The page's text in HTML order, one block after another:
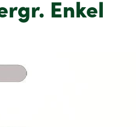
& VervoerEnkel